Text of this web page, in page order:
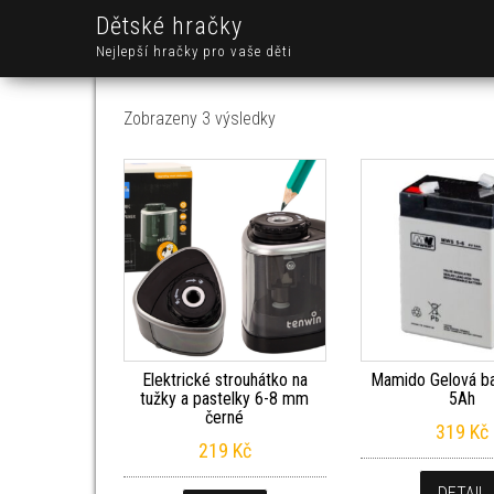
Dětské hračky
Nejlepší hračky pro vaše děti
Zobrazeny 3 výsledkySeřazeno od nejnovějších
Elektrické strouhátko na
tužky a pastelky 6-8 mm
černé
219 Kč
Mamido Gelová
5Ah
319 Kč